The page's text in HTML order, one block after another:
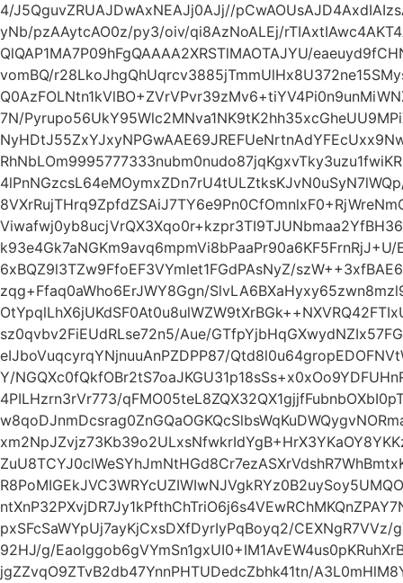
4/J5QguvZRUAJDwAxNEAJj0AJj//
yNb/pzAAytcAO0z/py3/oiv/qi8AzNoALEj/
QlQAP1MA7P09hFgQAAAA2XRSTlMAOTAJYU/
vomBQ/
7N/
6xBQZ9l3TZw9FfoEF3VYmlet1FGdPAsNyZ/
zqg+Ffaq0aWho6ErJWY8Ggn/
sz0qvbv2FiEUdRLse72n5/Aue/
eIJboVuqcyrqYNjnuuAnPZDPP87/
Y/
4PILHzrn3rVr773/
pxSFcSaWYpUj7ayKjCxsDXfDyrIyPqBoyq2/
92HJ/g/
jgZZvqO9ZTvB2db47YnnPHTUDedcZbhk41tn/